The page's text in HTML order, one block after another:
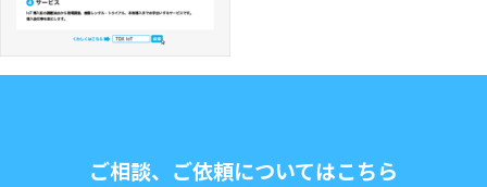
ご相談、ご依頼についてはこちら